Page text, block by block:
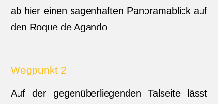
ab hier einen sagenhaften Panoramablick auf
den Roque de Agando.
Wegpunkt 2
Auf der gegenüberliegenden Talseite lässt